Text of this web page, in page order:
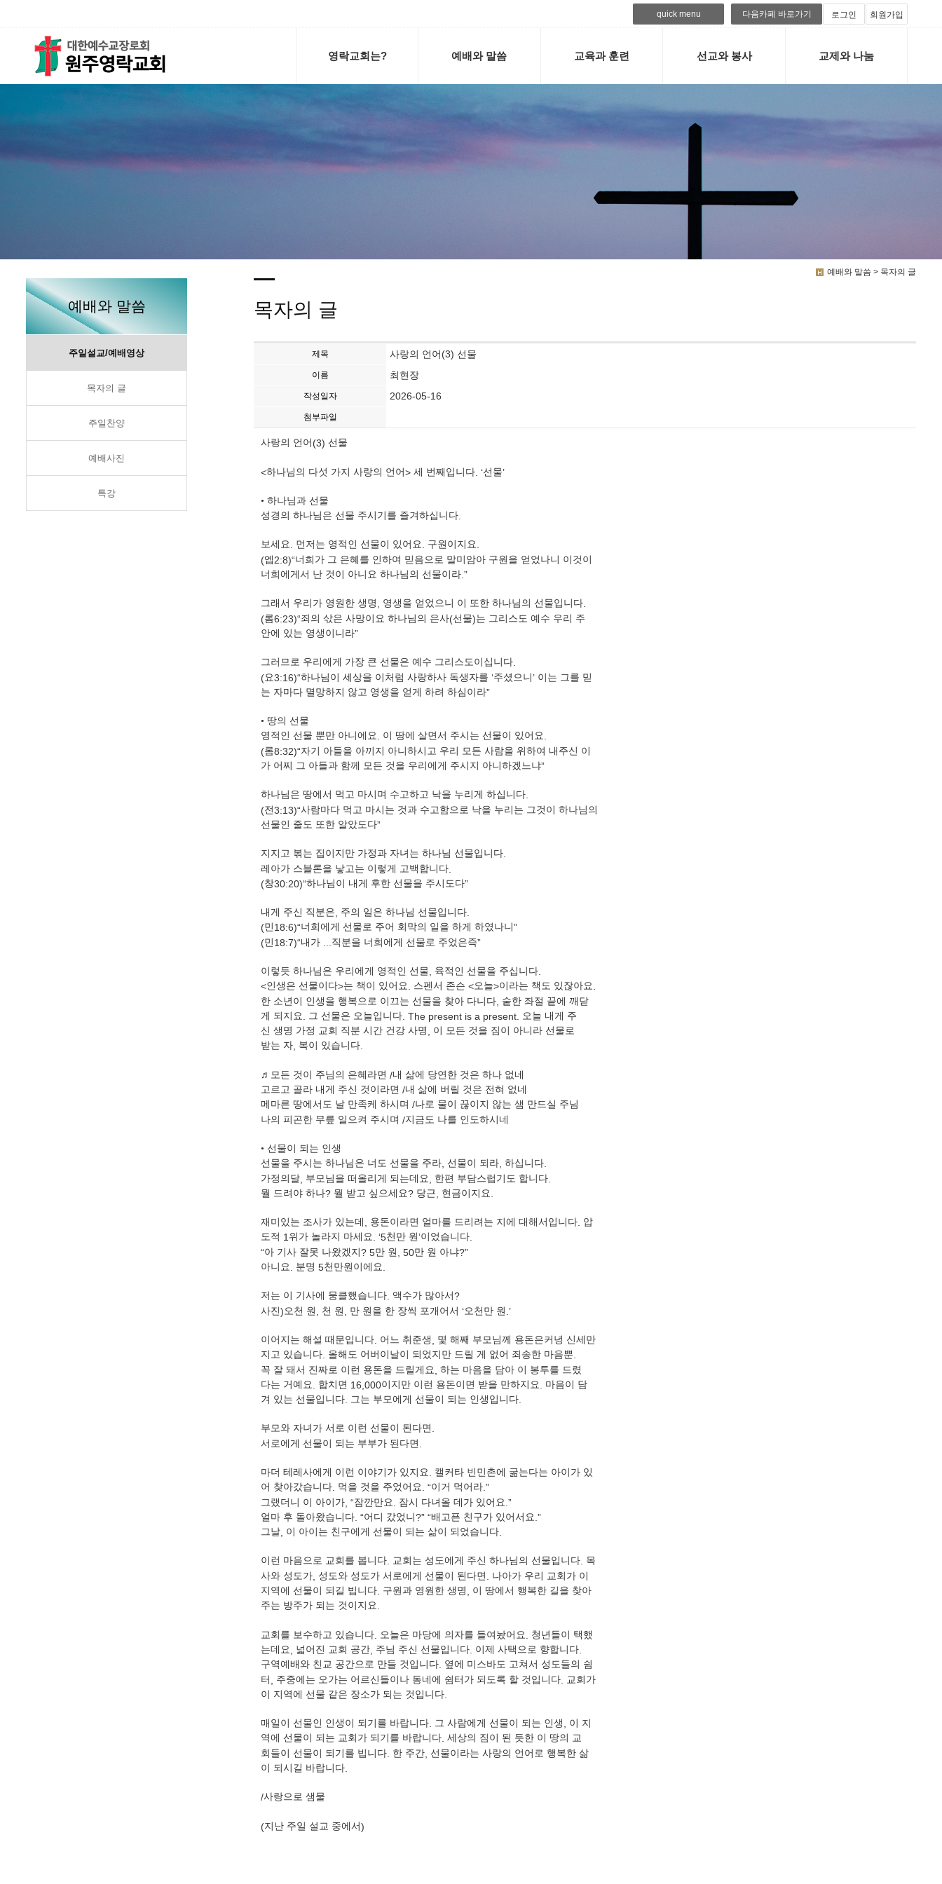
quick menu 다음카페 바로가기 로그인 회원가입
영락교회는? 예배와 말씀 교육과 훈련 선교와 봉사 교제와 나눔
예배와 말씀 > 목자의 글
예배와 말씀
주일설교/예배영상
목자의 글
주일찬양
예배사진
특강
목자의 글
제목 사랑의 언어(3) 선물
이름 최현장
작성일자 2026-05-16
첨부파일
사랑의 언어 (3) 선물
<하나님의 다섯 가지 사랑의 언어 > 세 번째입니다 . ‘선물’
• 하나님과 선물
성경의 하나님은 선물 주시기를 즐겨하십니다.
보세요. 먼저는 영적인 선물이 있어요. 구원이지요.
(엡 2:8)“너희가 그 은혜를 인하여 믿음으로 말미암아 구원을 얻었나니 이것이
너희에게서 난 것이 아니요 하나님의 선물이라.”
그래서 우리가 영원한 생명 , 영생을 얻었으니 이 또한 하나님의 선물입니다.
(롬6:23)“죄의 삯은 사망이요 하나님의 은사(선물)는 그리스도 예수 우리 주
안에 있는 영생이니라”
그러므로 우리에게 가장 큰 선물은 예수 그리스도이십니다.
(요3:16)“하나님이 세상을 이처럼 사랑하사 독생자를 ‘주셨으니 ’ 이는 그를 믿
는 자마다 멸망하지 않고 영생을 얻게 하려 하심이라”
• 땅의 선물
영적인 선물 뿐만 아니에요. 이 땅에 살면서 주시는 선물이 있어요.
(롬8:32)“자기 아들을 아끼지 아니하시고 우리 모든 사람을 위하여 내주신 이
가 어찌 그 아들과 함께 모든 것을 우리에게 주시지 아니하겠느냐”
하나님은 땅에서 먹고 마시며 수고하고 낙을 누리게 하십니다.
(전 3:13)“사람마다 먹고 마시는 것과 수고함으로 낙을 누리는 그것이 하나님의
선물인 줄도 또한 알았도다”
지지고 볶는 집이지만 가정과 자녀는 하나님 선물입니다.
레아가 스블론을 낳고는 이렇게 고백합니다
(창30:20)“하나님이 내게 후한 선물을 주시도다”
내게 주신 직분은, 주의 일은 하나님 선물입니다.
(민 18:6)“너희에게 선물로 주어 회막의 일을 하게 하였나니 ”
(민 18:7)“내가 직분을 너희에게 선물로 주었은즉”
이렇듯 하나님은 우리에게 영적인 선물, 육적인 선물을 주십니다.
<인생은 선물이다>는 책이 있어요. 스펜서 존슨 <오늘>이라는 책도 있잖아요.
한 소년이 인생을 행복으로 이끄는 선물을 찾아 다니다 숱한 좌절 끝에 깨닫
게 되지요
그 선물은 오늘입니다 . The present is a present. 오늘 내게 주
신 생명 가정 교회 직분 시간 건강 사명 , 이 모든 것을 짐이 아니라 선물로
받는 자, 복이 있습니다.
♬ 모든 것이 주님의 은혜라면 /내 삶에 당연한 것은 하나 없네
고르고 골라 내게 주신 것이라면 /내 삶에 버릴 것은 전혀 없네
메마른 땅에서도 날 만족케 하시며 /나로 물이 끊이지 않는 샘 만드실 주님
나의 피곤한 무릎 일으켜 주시며 /지금도 나를 인도하시네
• 선물이 되는 인생
선물을 주시는 하나님은 너도 선물을 주라, 선물이 되라, 하십니다.
가정의달 부모님을 떠올리게 되는데요 한편 부담스럽기도 합니다
뭘 드려야 하나? 뭘 받고 싶으세요? 당근 현금이지요
재미있는 조사가 있는데 , 용돈이라면 얼마를 드리려는 지에 대해서입니다. 압
도적 1위가 놀라지 마세요. ‘5천만 원 ’이었습니다.
“아 기사 잘못 나왔겠지 ? 5만 원 , 50만 원 아냐?”
아니요. 분명 5천만원이에요.
저는 이 기사에 뭉클했습니다. 액수가 많아서 ?
사진 ) 오천 원 천 원 만 원을 한 장씩 포개어서 ‘오천만 원 .’
이어지는 해설 때문입니다. 어느 취준생 , 몇 해째 부모님께 용돈은커녕 신세만
지고 있습니다. 올해도 어버이날이 되었지만 드릴 게 없어 죄송한 마음뿐.
꼭 잘 돼서 진짜로 이런 용돈을 드릴게요
하는 마음을 담아 이 봉투를 드렸
다는 거예요
합치면 16,000이지만 이런 용돈이면 받을 만하지요
마음이 담
겨 있는 선물입니다. 그는 부모에게 선물이 되는 인생입니다.
부모와 자녀가 서로 이런 선물이 된다면 .
서로에게 선물이 되는 부부가 된다면
마더 테레사에게 이런 이야기가 있지요. 캘커타 빈민촌에 굶는다는 아이가 있
어 찾아갔습니다. 먹을 것을 주었어요. “이거 먹어라.”
그랬더니 이 아이가 , “잠깐만요 잠시 다녀올 데가 있어요 .”
얼마 후 돌아왔습니다 . “어디 갔었니 ?” “배고픈 친구가 있어서요 .”
그날, 이 아이는 친구에게 선물이 되는 삶이 되었습니다.
이런 마음으로 교회를 봅니다. 교회는 성도에게 주신 하나님의 선물입니다. 목
사와 성도가 성도와 성도가 서로에게 선물이 된다면
나아가 우리 교회가 이
지역에 선물이 되길 빕니다. 구원과 영원한 생명 , 이 땅에서 행복한 길을 찾아
주는 방주가 되는 것이지요.
교회를 보수하고 있습니다 오늘은 마당에 의자를 들여놨어요
청년들이 택했
는데요, 넓어진 교회 공간, 주님 주신 선물입니다. 이제 사택으로 향합니다.
구역예배와 친교 공간으로 만들 것입니다. 옆에 미스바도 고쳐서 성도들의 쉼
터
주중에는 오가는 어르신들이나 동네에 쉼터가 되도록 할 것입니다
교회가
이 지역에 선물 같은 장소가 되는 것입니다
매일이 선물인 인생이 되기를 바랍니다. 그 사람에게 선물이 되는 인생 , 이 지
역에 선물이 되는 교회가 되기를 바랍니다. 세상의 짐이 된 듯한 이 땅의 교
회들이 선물이 되기를 빕니다 한 주간 선물이라는 사랑의 언어로 행복한 삶
이 되시길 바랍니다.
/사랑으로 샘물
(지난 주일 설교 중에서 )